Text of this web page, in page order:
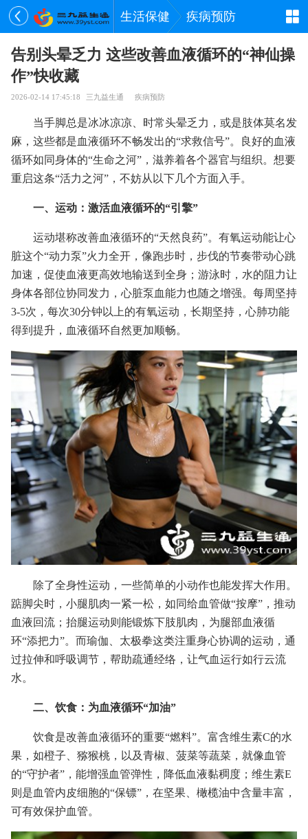
生活保健 疾病预防
告别头晕乏力 这些改善血液循环的“神仙操
作”快收藏
2026-02-14 17:45:18 三九益生通 疾病预防
当手脚总是冰冰凉凉、时常头晕乏力，或是肢体莫名发
麻，这些都是血液循环不畅发出的“求救信号”。良好的血液
循环如同身体的“生命之河”，滋养着各个器官与组织。想要
重启这条“活力之河”，不妨从以下几个方面入手。
一、运动：激活血液循环的“引擎”
运动堪称改善血液循环的“天然良药”。有氧运动能让心
脏这个“动力泵”火力全开，像跑步时，步伐的节奏带动心跳
加速，促使血液更高效地输送到全身；游泳时，水的阻力让
身体各部位协同发力，心脏泵血能力也随之增强。每周坚持
3-5次，每次30分钟以上的有氧运动，长期坚持，心肺功能
得到提升，血液循环自然更加顺畅。
除了全身性运动，一些简单的小动作也能发挥大作用。
踮脚尖时，小腿肌肉一紧一松，如同给血管做“按摩”，推动
血液回流；抬腿运动则能锻炼下肢肌肉，为腿部血液循
环“添把力”。而瑜伽、太极拳这类注重身心协调的运动，通
过拉伸和呼吸调节，帮助疏通经络，让气血运行如行云流
水。
二、饮食：为血液循环“加油”
饮食是改善血液循环的重要“燃料”。富含维生素C的水
果，如橙子、猕猴桃，以及青椒、菠菜等蔬菜，就像血管
的“守护者”，能增强血管弹性，降低血液黏稠度；维生素E
则是血管内皮细胞的“保镖”，在坚果、橄榄油中含量丰富，
可有效保护血管。